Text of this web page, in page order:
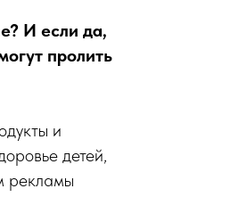
И если да,
пролить
и
детей,
рекламы